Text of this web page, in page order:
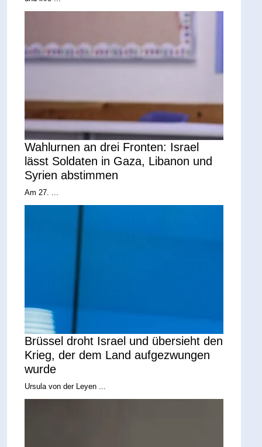
Wahlurnen an drei Fronten: Israel
lässt Soldaten in Gaza, Libanon und
Syrien abstimmen
Am 27. ...
Brüssel droht Israel und übersieht den
Krieg, der dem Land aufgezwungen
wurde
Ursula von der Leyen ...